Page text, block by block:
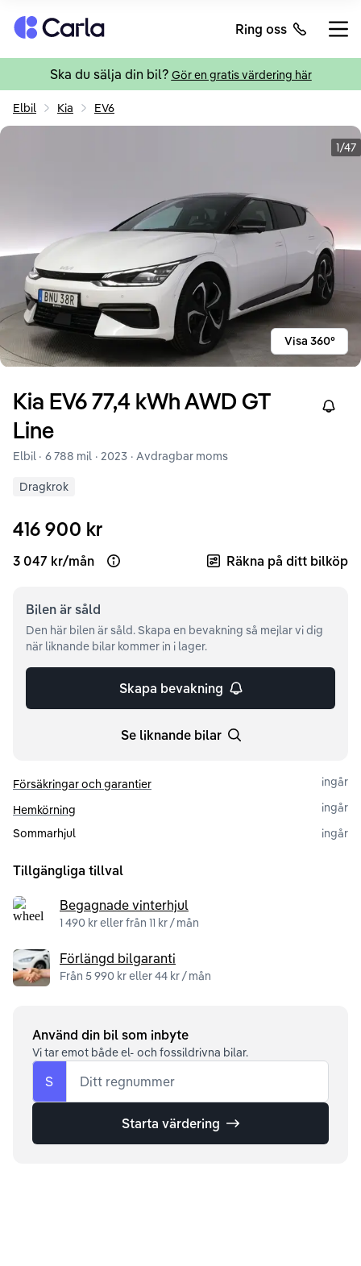
Tillbaka till startsidan Ring oss
Ska du sälja din bil? Gör en gratis värdering här
Elbil Kia EV6
1/47
Visa 360°
Kia EV677,4 kWh AWD GT
Line
Right
Elbil · 6 788 mil · 2023 · Avdragbar moms
Dragkrok
416 900 kr
3 047 kr/mån Open loan example Räkna på ditt bilköp
Bilen är såld
Den här bilen är såld. Skapa en bevakning så mejlar vi dig
när liknande bilar kommer in i lager.
Skapa bevakning
Se liknande bilar
Försäkringar och garantier
ingår
Hemkörning
ingår
Sommarhjul
ingår
Tillgängliga tillval
Begagnade vinterhjul
1 490 kr eller från 11 kr / mån
Förlängd bilgaranti
Från 5 990 kr eller 44 kr / mån
Använd din bil som inbyte
Vi tar emot både el- och fossildrivna bilar.
S Ditt regnummer
Starta värdering